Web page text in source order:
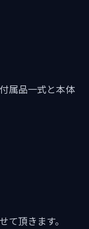
属品一式と本体
て頂きます。